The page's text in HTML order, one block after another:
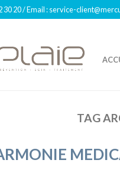
30 20 / Email : service-
TAG